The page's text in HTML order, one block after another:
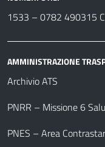
1533 – 0782 490315
AMMINISTRAZIONE
Archivio ATS
PNRR – Missione 6
PNES – Area